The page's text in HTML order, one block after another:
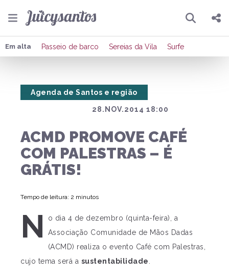
Pesquisar
Compartilhar
Publicar no X
Em alta Passeio de barco Sereias da Vila Surfe
28.NOV.2014 18:00
Agenda de Santos e região
ACMD PROMOVE CAFÉ
COM PALESTRAS – É
GRÁTIS!
Tempo de leitura: 2 minutos
N
o dia 4 de dezembro (quinta-feira), a
Associação Comunidade de Mãos Dadas
(ACMD) realiza o evento Café com Palestras,
cujo tema será a sustentabilidade